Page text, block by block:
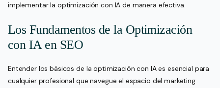
implementar la optimización con IA de manera efectiva.
Los Fundamentos de la Optimización
con IA en SEO
Entender los básicos de la optimización con IA es esencial para
cualquier profesional que navegue el espacio del marketing